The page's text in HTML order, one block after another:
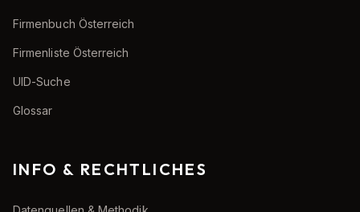
Firmenbuch Österreich
Firmenliste Österreich
UID-Suche
Glossar
INFO & RECHTLICHES